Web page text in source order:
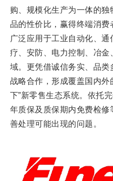
购、规模化生产为一体的
品的性价比，赢得终端消
广泛应用于工业自动化、
疗、安防、电力控制、冶金
域。更凭借诚信务实、品类
战略合作，形成覆盖国内外
下”新零售生态系统。依托
年质保及质保期内免费检
善处理可能出现的问题。